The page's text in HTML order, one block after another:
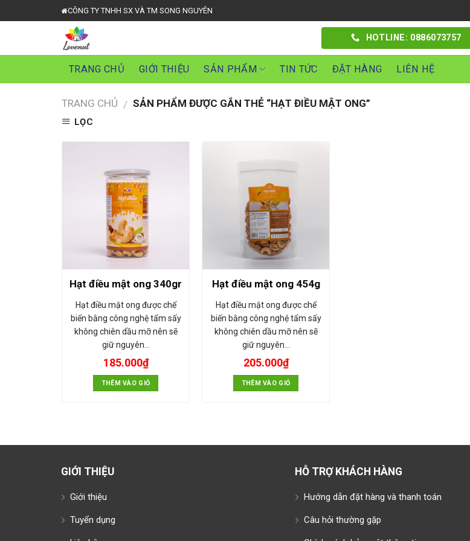
to
CÔNG TY TNHH SX VÀ TM SONG NGUYÊN
HOTLINE: 0886073757
TRANG CHỦ GIỚI THIỆU SẢN PHẨM TIN TỨC ĐẶT HÀNG LIÊN HỆ
TRANG CHỦ / SẢN PHẨM ĐƯỢC GẮN THẺ “HẠT ĐIỀU MẬT ONG”
LỌC
Hạt điều mật ong 340gr
Hạt điều mật ong được chế
biến bằng công nghệ tẩm sấy
không chiên dầu mỡ nên sẽ
giữ nguyên…
185.000₫
THÊM VÀO GIỎ
Hạt điều mật ong 454g
Hạt điều mật ong được chế
biến bằng công nghệ tẩm sấy
không chiên dầu mỡ nên sẽ
giữ nguyên…
205.000₫
THÊM VÀO GIỎ
GIỚI THIỆU
Giới thiệu
Tuyển dụng
HỖ TRỢ KHÁCH HÀNG
Hướng dẫn đặt hàng và thanh toán
Câu hỏi thường gặp